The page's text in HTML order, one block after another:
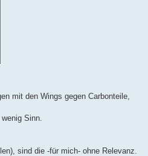
mit den Wings gegen Carbonteile,
Sinn.
sind die -für mich- ohne Relevanz.